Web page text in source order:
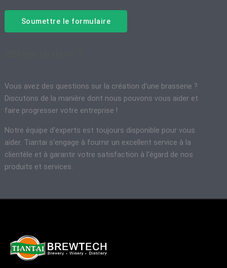
Soumettre le formulaire
Vous avez des questions sur la création d'une brasserie ?
Discutons de la manière dont nous pouvons vous aider et
faire progresser votre entreprise !
Notre équipe d'experts est toujours disponible pour vous
aider. Tiantai s'engage à fournir un excellent service à la
clientèle et à garantir votre satisfaction à l'égard de nos
produits et services.